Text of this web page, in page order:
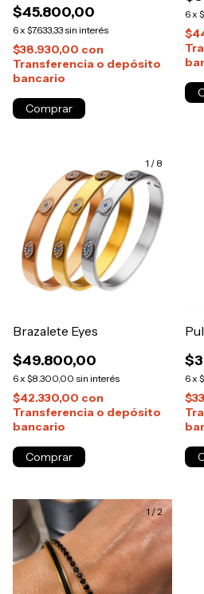
$45.800,00
6 x $7.633,33sin interés
$38.930,00 con
Transferencia o depósito
bancario
Comprar
6 x
1 / 8
Brazalete Eyes
$49.800,00
6 x $8.300,00 sin interés
$42.330,00 con
Transferencia o depósito
bancario
Comprar
6 x
1 /2